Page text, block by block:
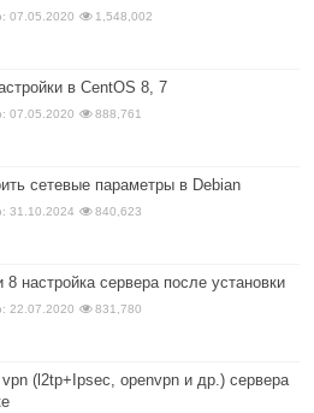
07.05.2020 1,548,002
в CentOS 8, 7
07.05.2020 888,761
сетевые параметры в Debian
31.10.2024 840,623
8 настройка сервера после установки
22.07.2020 831,780
vpn (l2tp+Ipsec, openvpn и др.) сервера